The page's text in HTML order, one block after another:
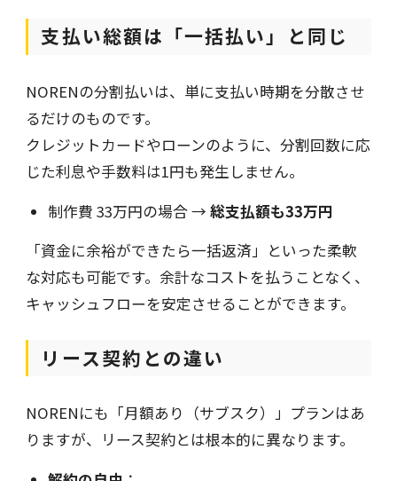
支払い総額は「一括払い」と同じ
NORENの分割払いは、単に支払い時期を分散させ
るだけのものです。
クレジットカードやローンのように、分割回数に応
じた利息や手数料は1円も発生しません。
制作費 33万円の場合 → 総支払額も33万円
「資金に余裕ができたら一括返済」といった柔軟
な対応も可能です。余計なコストを払うことなく、
キャッシュフローを安定させることができます。
リース契約との違い
NORENにも「月額あり（サブスク）」プランはあ
りますが、リース契約とは根本的に異なります。